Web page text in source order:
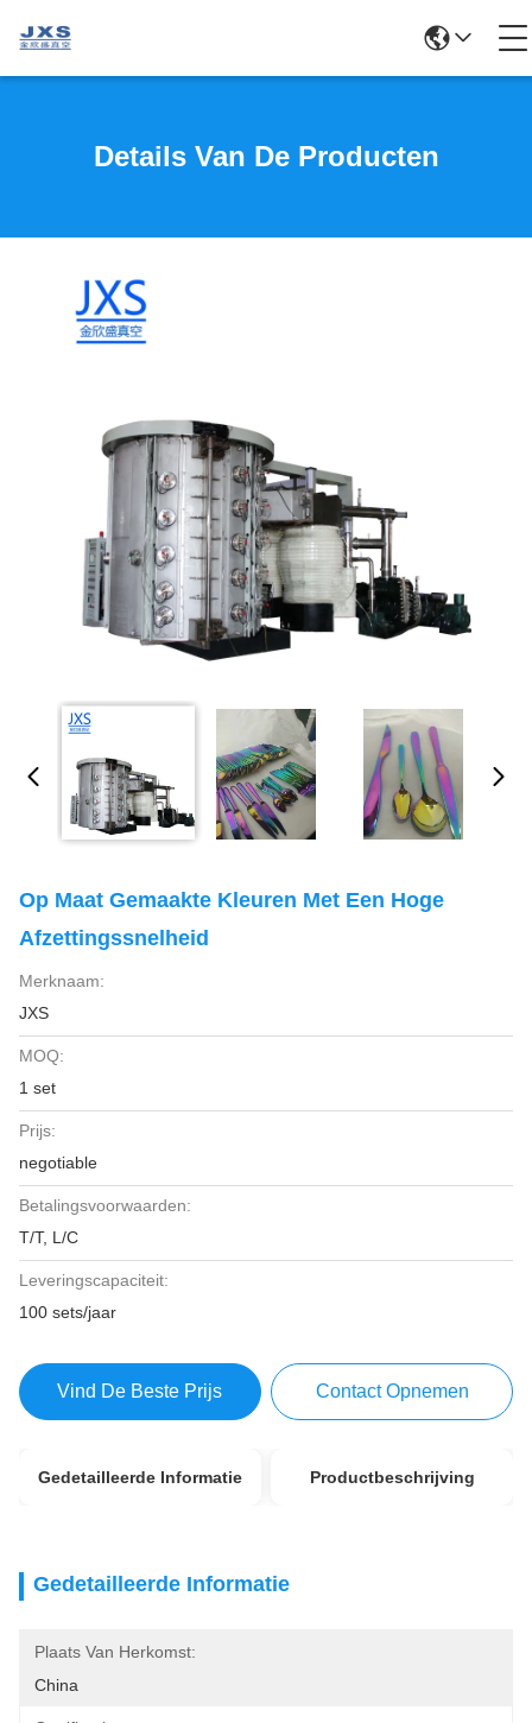
Details Van De Producten
Op Maat Gemaakte Kleuren Met Een Hoge
Afzettingssnelheid
Merknaam:
JXS
MOQ:
1 set
Prijs:
negotiable
Betalingsvoorwaarden:
T/T, L/C
Leveringscapaciteit:
100 sets/jaar
Vind De Beste Prijs Contact Opnemen
Gedetailleerde Informatie Productbeschrijving
Gedetailleerde Informatie
Plaats Van Herkomst:
China